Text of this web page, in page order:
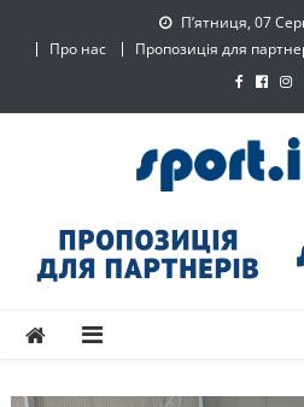
П’ятниця, 07
Про нас
Пропозиція для
SPORT.IF.UA
спортивний